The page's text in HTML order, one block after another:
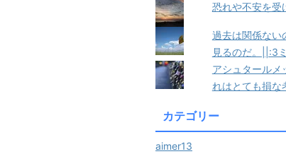
恐れや不安を受
過去は関係ない
見るのだ。||:3ミ
アシュタール
れはとても損な
カテゴリー
aimer13